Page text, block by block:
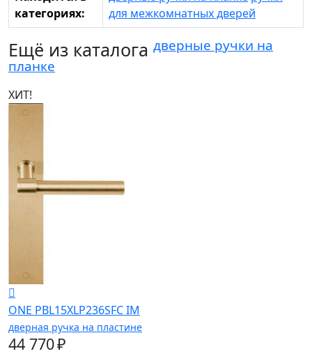
категориях:
для межкомнатных дверей
Ещё из каталога дверные ручки на
планке
ХИТ!
ONE PBL15XLP236SFC IM
дверная ручка на пластине
44 770 ₽